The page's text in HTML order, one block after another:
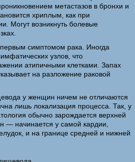
метастазов в бронхи и
хриплым, как при
Могут возникнуть болевые
симптомом рака. Иногда
узлов, что
атипичными клетками. Запах
на разложение раковой
у женщин ничем не отличаются
лишь локализация процесса. Так, у
обычно зарождается верхней
— начинается у самой кардии,
и на границе средней и нижней